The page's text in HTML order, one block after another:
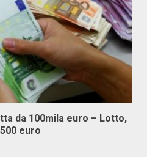
da 100mila euro – Lotto,
euro